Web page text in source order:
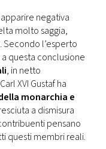
negativa
molto saggia,
l’esperto
questa conclusione
, in netto
XVI Gustaf ha
monarchia e
a dismisura
pensano
questi membri reali.